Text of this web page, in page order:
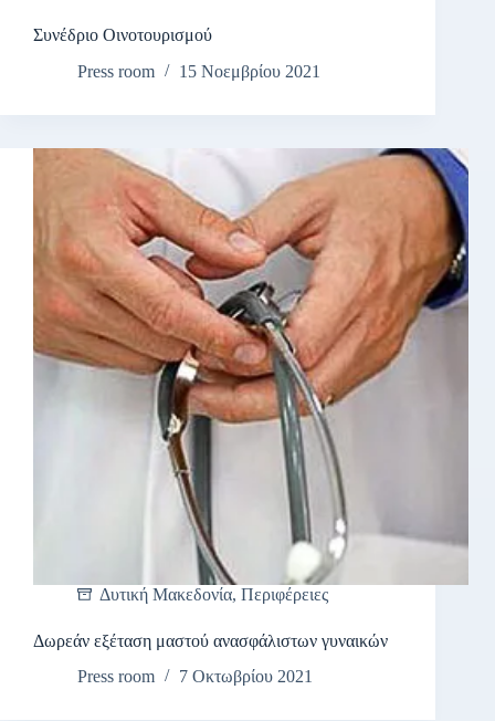
Συνέδριο Οινοτουρισμού
Press room
15 Νοεμβρίου 2021
Δυτική Μακεδονία, Περιφέρειες
Δωρεάν εξέταση μαστού ανασφάλιστων γυναικών
Press room
7 Οκτωβρίου 2021